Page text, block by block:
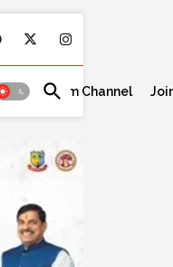
Telegram Channel